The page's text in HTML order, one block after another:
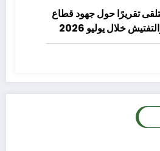
تقريرًا حول جهود قطاع
خلال يوليو 2026